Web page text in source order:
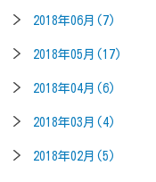
2018年06月(7)
2018年05月(17)
2018年04月(6)
2018年03月(4)
2018年02月(5)